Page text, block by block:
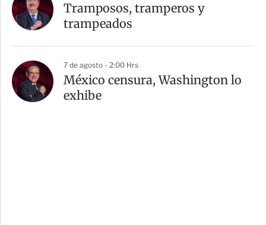
Tramposos, tramperos y
trampeados
7 de agosto - 2:00 Hrs
México censura, Washington lo
exhibe